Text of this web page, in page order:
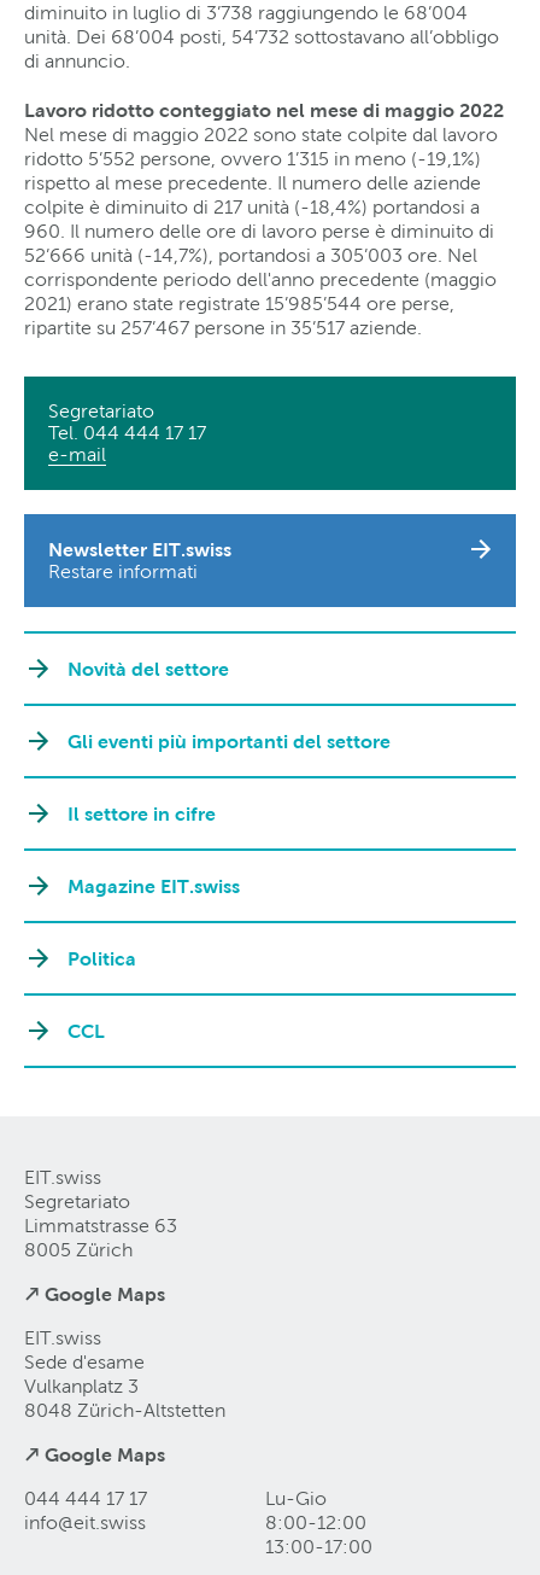
diminuito in luglio di 3’738 raggiungendo le 68’004
unità. Dei 68’004 posti, 54’732 sottostavano all’obbligo
di annuncio.
Lavoro ridotto conteggiato nel mese di maggio 2022
Nel mese di maggio 2022 sono state colpite dal lavoro
ridotto 5’552 persone, ovvero 1’315 in meno (-19,1%)
rispetto al mese precedente. Il numero delle aziende
colpite è diminuito di 217 unità (-18,4%) portandosi a
960. Il numero delle ore di lavoro perse è diminuito di
52’666 unità (-14,7%), portandosi a 305’003 ore. Nel
corrispondente periodo dell'anno precedente (maggio
2021) erano state registrate 15’985’544 ore perse,
ripartite su 257’467 persone in 35’517 aziende.
Segretariato
Tel. 044 444 17 17
e-mail
Newsletter EIT.swiss
Restare informati
Novità del settore
Gli eventi più importanti del settore
Il settore in cifre
Magazine EIT.swiss
Politica
CCL
EIT.swiss
Segretariato
Limmatstrasse 63
8005 Zürich
↗ Google Maps
EIT.swiss
Sede d'esame
Vulkanplatz 3
8048 Zürich-Altstetten
↗ Google Maps
044 444 17 17
info@eit swiss
Lu-Gio
8:00-12:00
13:00-17:00